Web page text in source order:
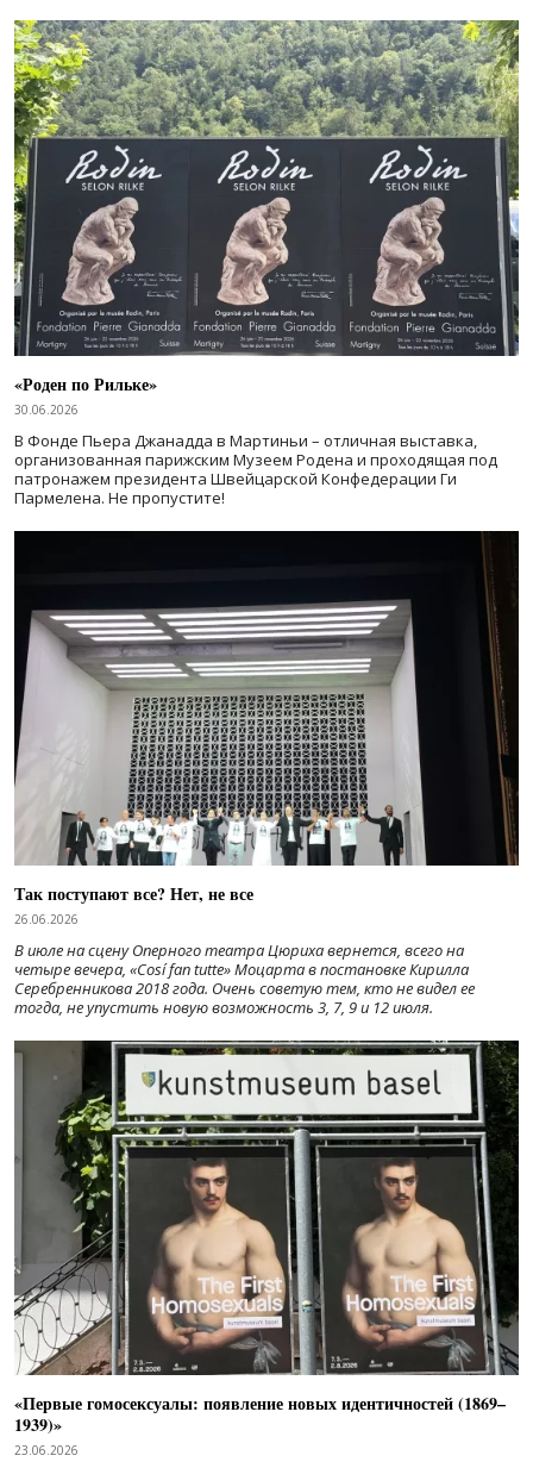
«Роден по Рильке»
30.06.2026
В Фонде Пьера Джанадда в Мартиньи – отличная выставка,
организованная парижским Музеем Родена и проходящая под
патронажем президента Швейцарской Конфедерации Ги
Пармелена. Не пропустите!
Так поступают все? Нет, не все
26.06.2026
В июле на сцену Оперного театра Цюриха вернется, всего на
четыре вечера, «Cosí fan tutte» Моцарта в постановке Кирилла
Серебренникова 2018 года. Очень советую тем, кто не видел ее
тогда, не упустить новую возможность 3, 7, 9 и 12 июля.
«Первые гомосексуалы: появление новых идентичностей (1869–
1939)»
23.06.2026